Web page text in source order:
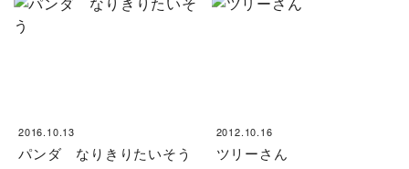
2016.10.13
パンダ なりきりたいそう
2012.10.16
ツリーさん